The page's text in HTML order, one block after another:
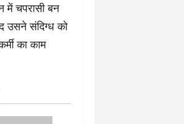
चपरासी बन
उसने संदिग्ध को
का काम